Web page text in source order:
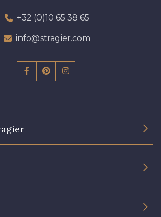
+32 (0)10 65 38 65
info@stragier.com